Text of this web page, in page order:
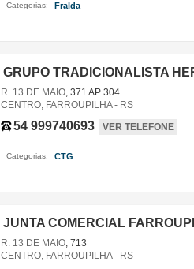
Categorias: Fralda
GRUPO TRADICIONALISTA
R. 13 DE MAIO, 371 AP 304
CENTRO, FARROUPILHA - RS
54 999740693 VER TELEFONE
Categorias: CTG
JUNTA COMERCIAL
R. 13 DE MAIO, 713
CENTRO, FARROUPILHA - RS